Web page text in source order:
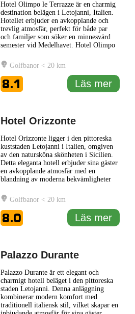
Hotel Olimpo le Terrazze är en charmig
destination belägen i Letojanni, Italien.
Hotellet erbjuder en avkopplande och
trevlig atmosfär, perfekt för både par
och familjer som söker en minnesvärd
semester vid Medelhavet. Hotel Olimpo
terrasser, som ger gästerna en fantastisk
utsikt över havet och den omgivande
kusten. Här kan gästerna njuta av
solnedgångar och
... Läs mer
Golfbanor < 20 km
8.1 Läs mer
Hotel Orizzonte
Hotel Orizzonte ligger i den pittoreska
kuststaden Letojanni i Italien, omgiven
av den natursköna skönheten i Sicilien.
Detta eleganta hotell erbjuder sina gäster
en avkopplande atmosfär med en
blandning av moderna bekvämligheter
kan njuta av bekväma rum med smakfull
inredning och vacker utsikt över det
azurblå Medelhavet. Hotel Orizzonte har
en rad faciliteter
... Läs mer
Golfbanor < 20 km
8.0 Läs mer
Palazzo Durante
Palazzo Durante är ett elegant och
charmigt hotell beläget i den pittoreska
staden Letojanni. Denna anläggning
kombinerar modern komfort med
traditionell italiensk stil, vilket skapar en